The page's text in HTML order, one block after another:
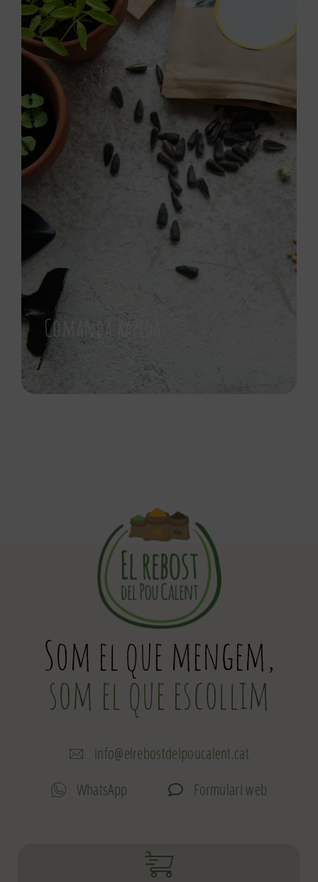
Comanda Rápida
Som el que mengem,
som el que escollim
info@elrebostdelpoucalent.cat
WhatsApp
Formulari web